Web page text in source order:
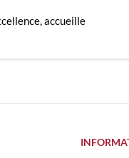
accueille